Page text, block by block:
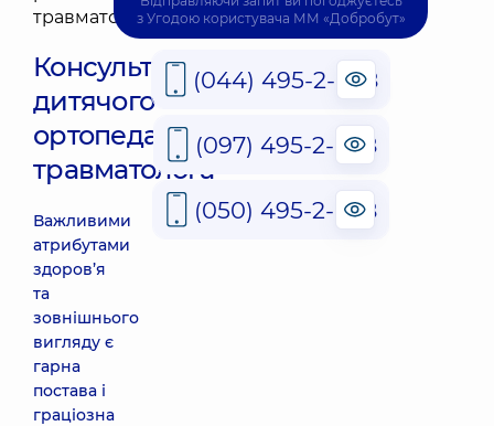
Консультація
дитячого
ортопеда-
травматолога
Важливими
атрибутами
здоров’я
та
зовнішнього
вигляду є
гарна
постава і
граціозна
з Угодою користувача ММ «Добробут»
(044) 495-2-888
(097) 495-2-888
(050) 495-2-888